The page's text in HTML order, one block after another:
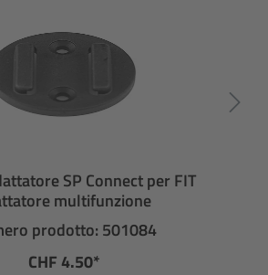
SP Connect per FIT
multifunzione
prodotto: 501084
CHF 4.50*